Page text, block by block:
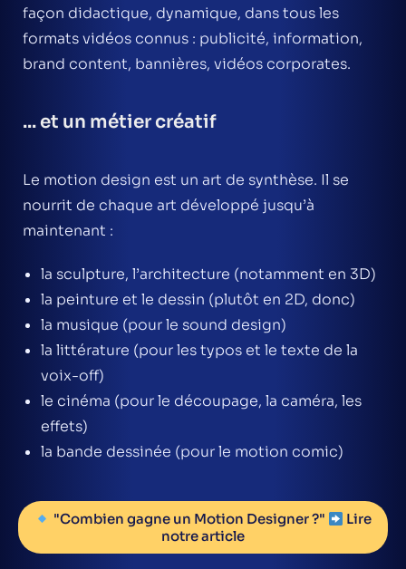
façon didactique, dynamique, dans tous les
formats vidéos connus : publicité, information,
brand content, bannières, vidéos corporates.
... et un métier créatif
Le motion design est un art de synthèse. Il se
nourrit de chaque art développé jusqu’à
maintenant :
la sculpture, l’architecture (notamment en 3D)
la peinture et le dessin (plutôt en 2D, donc)
la musique (pour le sound design)
la littérature (pour les typos et le texte de la
voix-off)
le cinéma (pour le découpage, la caméra, les
effets)
la bande dessinée (pour le motion comic)
"Combien gagne un Motion Designer ?"
Lire
notre article